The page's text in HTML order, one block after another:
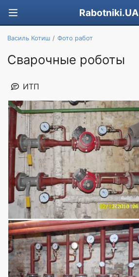
Rabotniki.UA
Василь Котиш Фото работ
Сварочные роботы
ИТП